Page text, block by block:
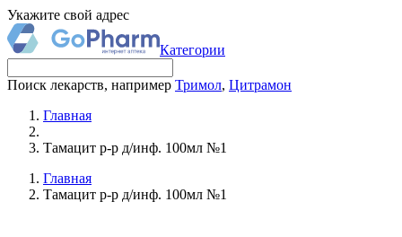
Укажите свой адрес
Категории
Поиск лекарств, например Тримол, Цитрамон
Главная
Тамацит р-р д/инф. 100мл №1
Главная
Тамацит р-р д/инф. 100мл №1